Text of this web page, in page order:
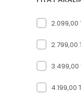
2.099,00
2.799,00
3.499,00
4.199,00